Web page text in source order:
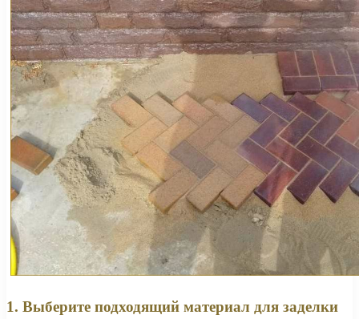
1. Выберите подходящий материал для заделки